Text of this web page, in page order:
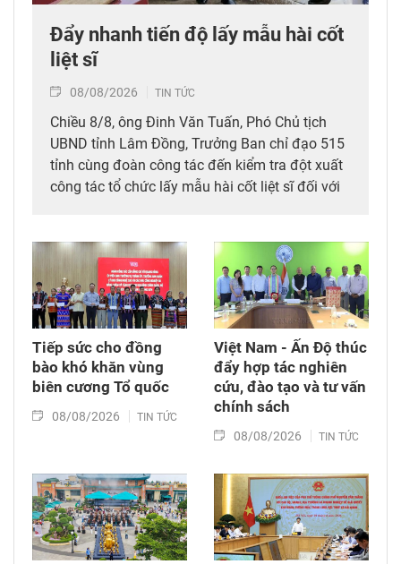
Đẩy nhanh tiến độ lấy mẫu hài cốt
liệt sĩ
08/08/2026 TIN TỨC
Chiều 8/8, ông Đinh Văn Tuấn, Phó Chủ tịch
UBND tỉnh Lâm Đồng, Trưởng Ban chỉ đạo 515
tỉnh cùng đoàn công tác đến kiểm tra đột xuất
công tác tổ chức lấy mẫu hài cốt liệt sĩ đối với
thời tặng quà cho cán bộ, chiến sĩ tham gia
công tác lấy mẫu tại đây.
Tiếp sức cho đồng
bào khó khăn vùng
biên cương Tổ quốc
08/08/2026 TIN TỨC
Việt Nam - Ấn Độ thúc
đẩy hợp tác nghiên
cứu, đào tạo và tư vấn
chính sách
08/08/2026 TIN TỨC